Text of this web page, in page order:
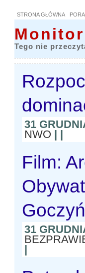
STRONA GŁÓWNA
Tego nie
31
NWO | |
Film:
31
|